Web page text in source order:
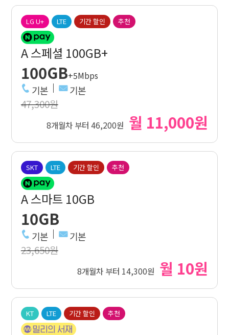
LG U+ LTE 기간 할인 추천
A 스페셜 100GB+
100GB+5Mbps
기본 기본
47,300원
8개월차 부터 46,200원 월 11,000원
SKT LTE 기간 할인 추천
A 스마트 10GB
10GB
기본 기본
23,650원
8개월차 부터 14,300원 월 10원
KT LTE 기간 할인 추천